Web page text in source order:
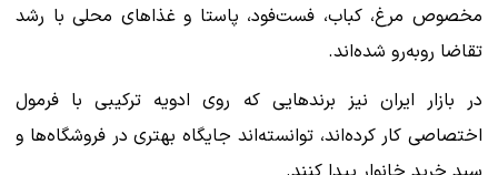
مخصوص مرغ، کباب، فست‌فود، پاستا و غذاهای محلی با رشد
تقاضا روبه‌رو شده‌اند.
در بازار ایران نیز برندهایی که روی ادویه ترکیبی با فرمول
اختصاصی کار کرده‌اند، توانسته‌اند جایگاه بهتری در فروشگاه‌ها و